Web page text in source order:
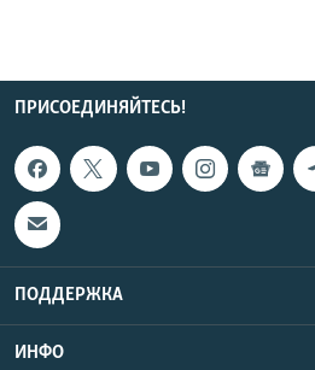
ПРИСОЕДИНЯЙТЕСЬ!
ПОДДЕРЖКА
ИНФО